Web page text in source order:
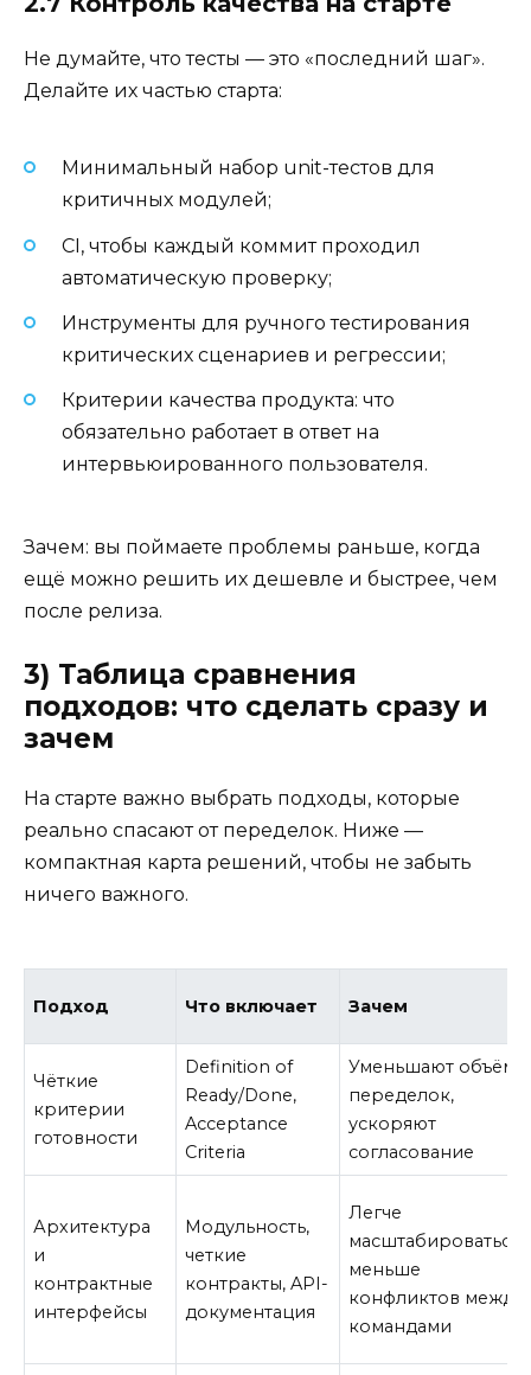
Не думайте, что тесты — это «последний шаг».
Делайте их частью старта:
Минимальный набор unit-тестов для
критичных модулей;
CI, чтобы каждый коммит проходил
автоматическую проверку;
Инструменты для ручного тестирования
критических сценариев и регрессии;
Критерии качества продукта: что
обязательно работает в ответ на
интервьюированного пользователя.
Зачем: вы поймаете проблемы раньше, когда
ещё можно решить их дешевле и быстрее, чем
после релиза.
3) Таблица сравнения
подходов: что сделать сразу и
зачем
На старте важно выбрать подходы, которые
реально спасают от переделок. Ниже —
компактная карта решений, чтобы не забыть
ничего важного.
Подход Что включает Зачем
Чёткие
критерии
готовности
Definition of
Ready/Done,
Acceptance
Criteria
Уменьшают объём
переделок,
ускоряют
согласование
Архитектура
и
контрактные
интерфейсы
Модульность,
четкие
контракты, API-
документация
Легче
масштабироваться,
меньше
конфликтов между
командами